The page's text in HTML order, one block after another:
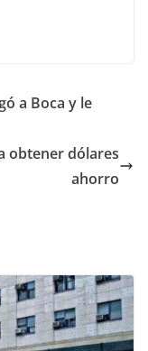
a Boca y le
obtener dólares
ahorro